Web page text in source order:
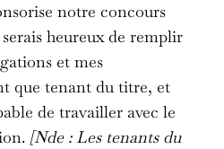
notre concours
heureux de remplir
et mes
que tenant du titre, et
de travailler avec le
[Nde : Les tenants du